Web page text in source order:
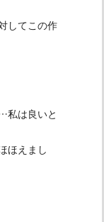
してこの作
私は良いと
ほえまし